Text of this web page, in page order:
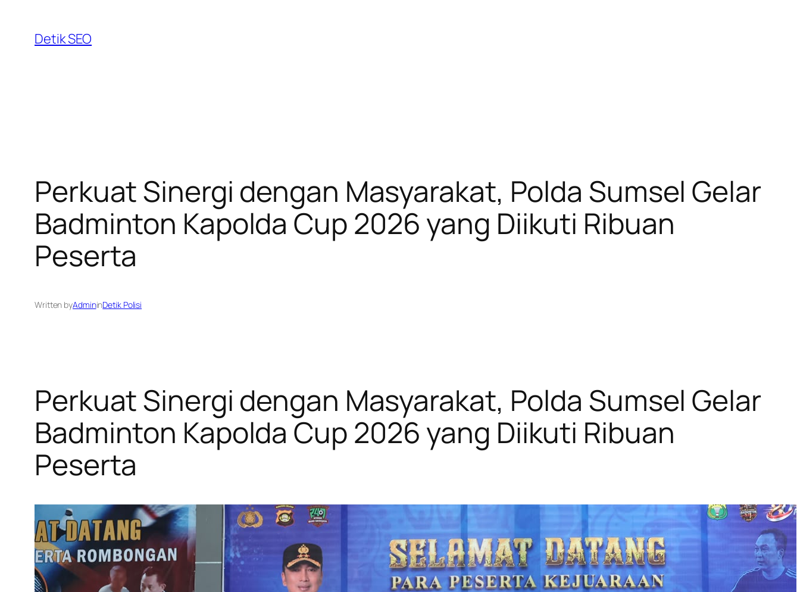
content
Detik SEO
​Perkuat Sinergi dengan Masyarakat, Polda Sumsel Gelar
Badminton Kapolda Cup 2026 yang Diikuti Ribuan
Peserta
Written byAdmininDetik Polisi
​Perkuat Sinergi dengan Masyarakat, Polda Sumsel Gelar
Badminton Kapolda Cup 2026 yang Diikuti Ribuan
Peserta